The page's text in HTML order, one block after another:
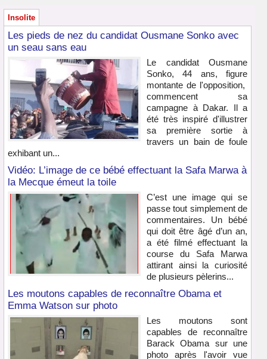
Insolite
Les pieds de nez du candidat Ousmane Sonko avec
un seau sans eau
Le candidat Ousmane
Sonko, 44 ans, figure
montante de l'opposition,
commencent sa
campagne à Dakar. Il a
été très inspiré d'illustrer
sa première sortie à
travers un bain de foule
exhibant un...
Vidéo: L’image de ce bébé effectuant la Safa Marwa à
la Mecque émeut la toile
C’est une image qui se
passe tout simplement de
commentaires. Un bébé
qui doit être âgé d’un an,
a été filmé effectuant la
course du Safa Marwa
attirant ainsi la curiosité
de plusieurs pèlerins...
Les moutons capables de reconnaître Obama et
Emma Watson sur photo
Les moutons sont
capables de reconnaître
Barack Obama sur une
photo après l'avoir vue